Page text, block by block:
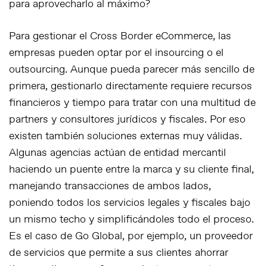
para aprovecharlo al máximo?
Para gestionar el Cross Border eCommerce, las
empresas pueden optar por el insourcing o el
outsourcing. Aunque pueda parecer más sencillo de
primera, gestionarlo directamente requiere recursos
financieros y tiempo para tratar con una multitud de
partners y consultores jurídicos y fiscales. Por eso
existen también soluciones externas muy válidas.
Algunas agencias actúan de entidad mercantil
haciendo un puente entre la marca y su cliente final,
manejando transacciones de ambos lados,
poniendo todos los servicios legales y fiscales bajo
un mismo techo y simplificándoles todo el proceso.
Es el caso de Go Global, por ejemplo, un proveedor
de servicios que permite a sus clientes ahorrar